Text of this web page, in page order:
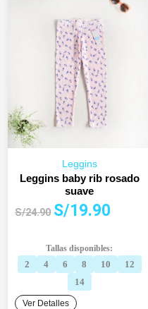
Leggins
Leggins baby rib rosado
suave
S/24.90
El
era:
S/24.90.
S/19.90
es:
S/19.90.
Tallas disponibles:
2 4 6 8 10
12
14
Ver Detalles